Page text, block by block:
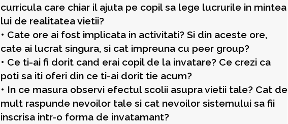
curricula care chiar il ajuta pe copil sa lege lucrurile in mintea
lui de realitatea vietii?
• Cate ore ai fost implicata in activitati? Si din aceste ore,
cate ai lucrat singura, si cat impreuna cu peer group?
• Ce ti-ai fi dorit cand erai copil de la invatare? Ce crezi ca
poti sa iti oferi din ce ti-ai dorit tie acum?
• In ce masura observi efectul scolii asupra vietii tale? Cat de
mult raspunde nevoilor tale si cat nevoilor sistemului sa fii
inscrisa intr-o forma de invatamant?